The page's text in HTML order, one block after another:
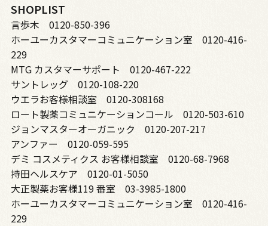
SHOPLIST
言歩木 0120-850-396
ホーユーカスタマーコミュニケーション室 0120-416-
229
MTG カスタマーサポート 0120-467-222
サントレッグ 0120-108-220
ウエラお客様相談室 0120-308168
ロート製薬コミュニケーションコール 0120-503-610
ジョンマスターオーガニック 0120-207-217
アンファー 0120-059-595
デミ コスメティクス お客様相談室 0120-68-7968
持田ヘルスケア 0120-01-5050
大正製薬お客様119 番室 03-3985-1800
ホーユーカスタマーコミュニケーション室 0120-416-
229